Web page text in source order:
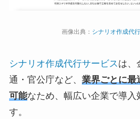
画像出典： シナリオ作成代
シナリオ作成代行サービス は、
通・官公庁など、 業界ごとに最
可能なため、幅広い企業で導入
す。